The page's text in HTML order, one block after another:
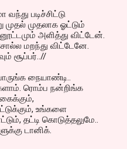
படிச்சிட்டு
முதலாக ஓட்டும்
அளித்து விட்டேன்.
மறந்து விட்டேனே.
சூப்பர்..//
நையாண்டி..
ரொம்ப நன்றிங்க
உங்களை
தட்டி கொடுத்தலுமே..
டானிக்.